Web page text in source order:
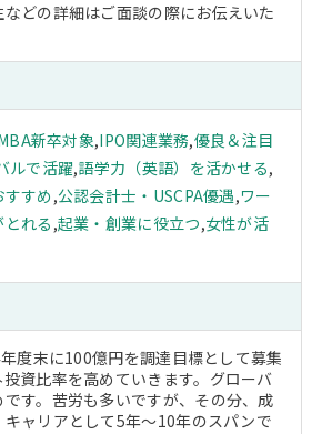
どの詳細はご面談の際にお伝えいた
新卒対象,IPO関連業務,優良＆注目
ルで活躍,語学力（英語）を活かせる,
すめ ,公認会計士・USCPA優遇,ワー
れる ,起業・創業に役立つ,女性が活
度末に100億円を調達目標として募集
資比率を高めていきます。グローバ
す。苦労も多いですが、その分、成
ャリアとして5年～10年のスパンで